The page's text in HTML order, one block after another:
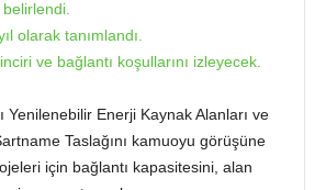
olarak tanımlandı.
ve bağlantı koşullarını izleyecek.
Yenilenebilir Enerji Kaynak Alanları ve
Taslağını kamuoyu görüşüne
için bağlantı kapasitesini, alan